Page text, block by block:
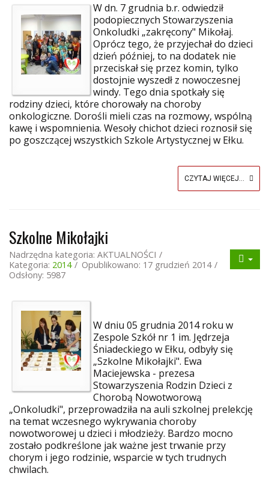
W dn. 7 grudnia b.r. odwiedził
podopiecznych Stowarzyszenia
Onkoludki „zakręcony" Mikołaj.
Oprócz tego, że przyjechał do dzieci
dzień później, to na dodatek nie
przeciskał się przez komin, tylko
dostojnie wyszedł z nowoczesnej
windy. Tego dnia spotkały się
rodziny dzieci, które chorowały na choroby
onkologiczne. Dorośli mieli czas na rozmowy, wspólną
kawę i wspomnienia. Wesoły chichot dzieci roznosił się
po goszczącej wszystkich Szkole Artystycznej w Ełku.
CZYTAJ WIĘCEJ...
Szkolne Mikołajki
Nadrzędna kategoria: AKTUALNOŚCI
Kategoria: 2014
Opublikowano: 17 grudzień 2014
Odsłony: 5987
W dniu 05 grudnia 2014 roku w
Zespole Szkół nr 1 im. Jędrzeja
Śniadeckiego w Ełku, odbyły się
„Szkolne Mikołajki". Ewa
Maciejewska - prezesa
Stowarzyszenia Rodzin Dzieci z
Chorobą Nowotworową
„Onkoludki", przeprowadziła na auli szkolnej prelekcję
na temat wczesnego wykrywania choroby
nowotworowej u dzieci i młodzieży. Bardzo mocno
zostało podkreślone jak ważne jest trwanie przy
chorym i jego rodzinie, wsparcie w tych trudnych
chwilach.